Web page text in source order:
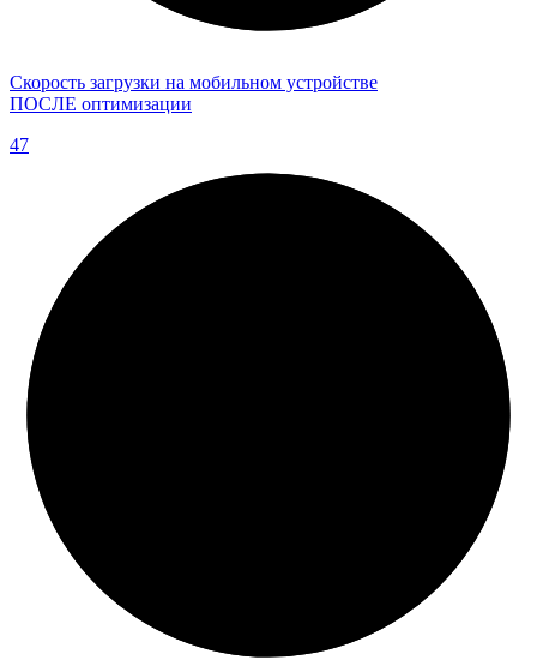
Скорость загрузки на мобильном устройстве
ПОСЛЕ оптимизации
47